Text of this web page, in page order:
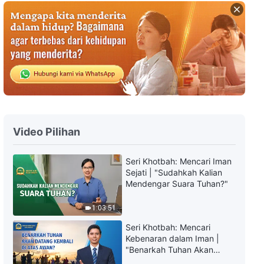
8:31
Firman Tuhan Harian: Tiga Tahap
Pekerjaan | Kutipan 13
Firman Tuhan Harian: Tiga Tahap
Pekerjaan | Kutipan 14
9:27
14:56
Firman Tuhan Harian: Tiga Tahap
Pekerjaan | Kutipan 16
Video Pilihan
1:03:51
Seri Khotbah: Mencari Iman
Sejati | "Sudahkah Kalian
Mendengar Suara Tuhan?"
Seri Khotbah: Mencari
Kebenaran dalam Iman |
"Benarkah Tuhan Akan